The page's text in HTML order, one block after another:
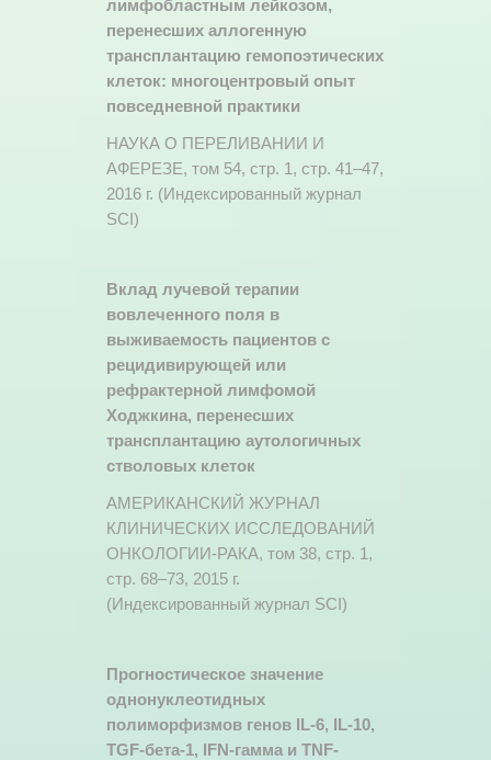
лимфобластным лейкозом,
перенесших аллогенную
трансплантацию гемопоэтических
клеток: многоцентровый опыт
повседневной практики
НАУКА О ПЕРЕЛИВАНИИ И
АФЕРЕЗЕ, том 54, стр. 1, стр. 41–47,
2016 г. (Индексированный журнал
SCI)
Вклад лучевой терапии
вовлеченного поля в
выживаемость пациентов с
рецидивирующей или
рефрактерной лимфомой
Ходжкина, перенесших
трансплантацию аутологичных
стволовых клеток
АМЕРИКАНСКИЙ ЖУРНАЛ
КЛИНИЧЕСКИХ ИССЛЕДОВАНИЙ
ОНКОЛОГИИ-РАКА, том 38, стр. 1,
стр. 68–73, 2015 г.
(Индексированный журнал SCI)
Прогностическое значение
однонуклеотидных
полиморфизмов генов IL-6, IL-10,
TGF-бета-1, IFN-гамма и TNF-